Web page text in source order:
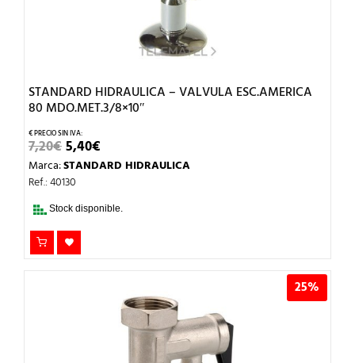
STANDARD HIDRAULICA – VALVULA ESC.AMERICA
80 MDO.MET.3/8×10″
7,20€EL
PRECIO
ORIGINAL
ERA:
5,40€PRECIO
ACTUAL
Marca:STANDARD HIDRAULICA
Ref.: 40130
Stock disponible.
25%